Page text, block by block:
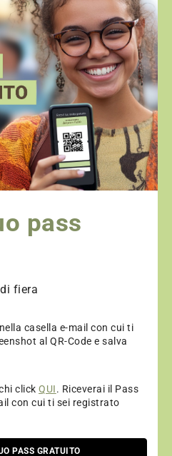
pass
fiera
casella e-mail con cui ti
al QR-Code e salva
click QUI. Riceverai il Pass
con cui ti sei registrato
PASS GRATUITO